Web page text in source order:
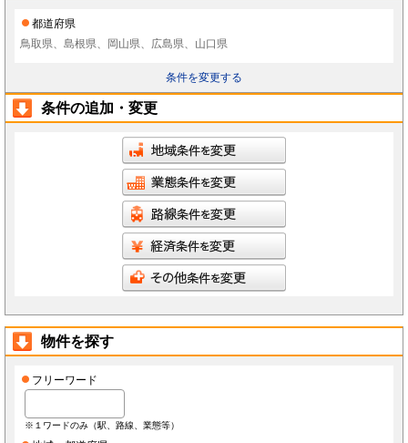
前項にかかわらず、以下の各号のいずれかに当てはまる者は会員となる資格を持たないもの
とし、会員登録が否認されることがあります。
なお、既に会員として登録されている者が以下の条件に当てはまっている場合、当社は何ら
通告なく、当社の判断により随時に本サービスを中止、もしくはその者の会員としての資格
録の際に後見人その他の法定代理人の同意等を得ている場合を除きます)
日本国外に在住の者
当社へ虚偽の事項を報告した者
破産状態もしくはそれと同等の状態にあり、信用状態が著しく悪化している者
二重に会員登録している者
当社、本サービス、又は他の会員の信用もしくは権利を侵害する恐れがあると当社が
暴力団員(準構成員個人を含みます)、その他の反社会的団体の構成員等
公序良俗に反する行為をした者
犯罪歴がある者
過去に当社より会員登録を取り消されたことがある者
本規約に違反した者
前項の措置により会員が損害を被った場合でも、当社はその責任を負わないものとします。
会員は当社が書面で承認する場合を除き、会員としての地位をいかなる第三者にも譲渡でき
ないものとします。
会員は、当社へ報告した自らに関する情報に変更が生じた場合、当社が指定する方法で最新
の情報を当社へ報告するものとします。なお、本項の報告をしなかったことにより、会員が
損害を被った場合でも当社は責任を負わないものとします。
合、当社所定の手続きに従っておこなうものとします。
第3条（ID・パスワード）
会員は、会員登録時に当社もしくは当社の指定する本サービスに関するシステム導入会社
開示し、もしくは利用させてはならないものとします。
会員は、IDを善良なる管理者の注意義務をもって管理するものとし、紛失、喪失、盗難、誤
会員は、紛失、喪失、盗難、誤使用、不正使用等が発生した場合、もしくは第三者に知られ
た場合、またそのおそれがある場合、速やかに当社もしくは導入店にその旨を報告し、指示
都道府県
鳥取県、島根県、岡山県、広島県、山口県
条件を変更する
条件の追加・変更
物件を探す
フリーワード
※１ワードのみ（駅、路線、業態等）